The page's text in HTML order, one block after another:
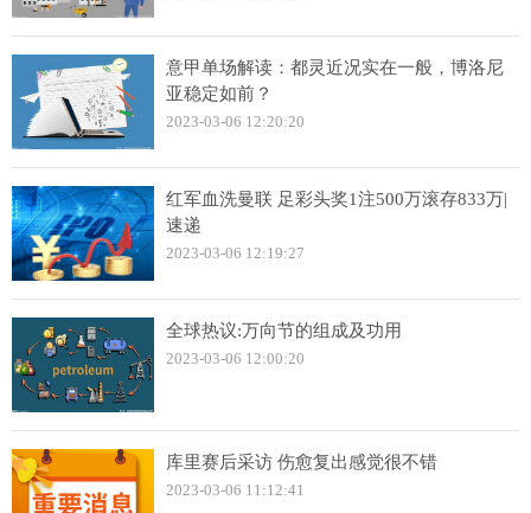
意甲单场解读：都灵近况实在一般，博洛尼
亚稳定如前？
2023-03-06 12:20:20
红军血洗曼联 足彩头奖1注500万滚存833万|
速递
2023-03-06 12:19:27
全球热议:万向节的组成及功用
2023-03-06 12:00:20
库里赛后采访 伤愈复出感觉很不错
2023-03-06 11:12:41